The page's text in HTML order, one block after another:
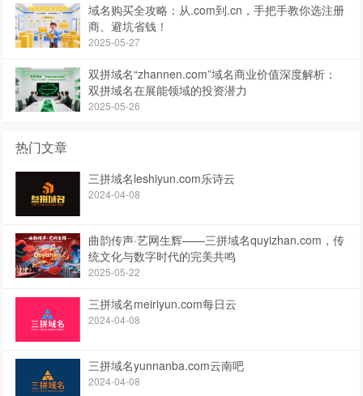
域名购买全攻略：从.com到.cn，手把手教你选注册
商、避坑省钱！
2025-05-27
双拼域名“zhannen.com”域名商业价值深度解析：
双拼域名在展能领域的投资潜力
2025-05-26
热门文章
三拼域名leshiyun.com乐诗云
2024-04-08
曲韵传声·艺网生辉——三拼域名quyizhan.com，传
统文化与数字时代的完美共鸣
2025-05-22
三拼域名meiriyun.com每日云
2024-04-08
三拼域名yunnanba.com云南吧
2024-04-08